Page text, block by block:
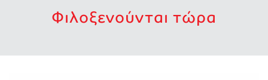
Φιλοξενούνται τώρα